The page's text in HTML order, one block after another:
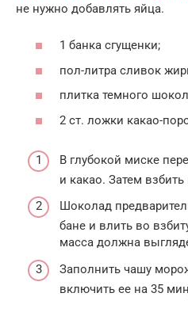
не нужно добавлять яйца.
1 банка сгущенки;
пол-литра сливок
плитка темного
2 ст. ложки какао-
В глубокой миске
и какао. Затем
Шоколад
бане и влить во
масса должна
Заполнить чашу
включить ее на 35